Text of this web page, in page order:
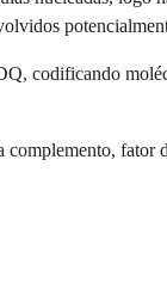
codificando
fator